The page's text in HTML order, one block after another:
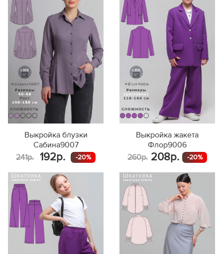
Выкройка блузки
Сабина9007
241р.
192р. -20%
Выкройка жакета
Флор9006
260р. 208р. -20%